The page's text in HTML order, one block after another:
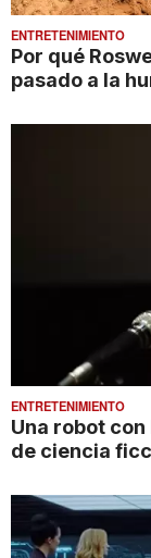
ENTRETENIMIENTO
Por qué
pasado a la
ENTRETENIMIENTO
Una robot
de ciencia